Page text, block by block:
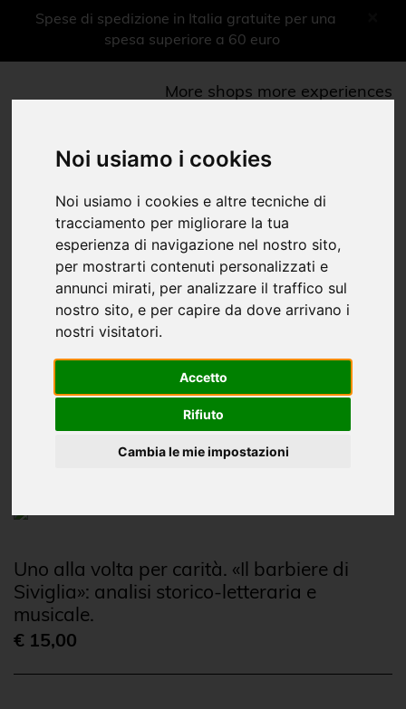
Noi usiamo i cookies
Noi usiamo i cookies e altre tecniche di
tracciamento per migliorare la tua
esperienza di navigazione nel nostro sito,
per mostrarti contenuti personalizzati e
annunci mirati, per analizzare il traffico sul
nostro sito, e per capire da dove arrivano i
nostri visitatori.
Accetto
Rifiuto
Cambia le mie impostazioni
Spese di spedizione in Italia gratuite per una
spesa superiore a 60 euro
More shops more experiences
Libri
Saggistica
Shop Musei Museo Nazionale Rossini | Libri
Uno alla volta per carità. «Il barbiere di
Siviglia»: analisi storico-letteraria e
musicale.
€ 15,00